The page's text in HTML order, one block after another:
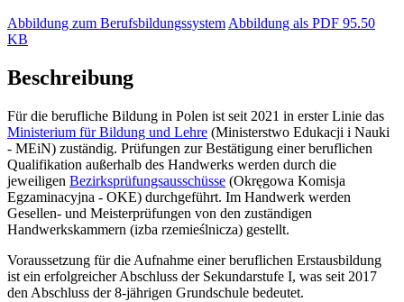
Abbildung zum Berufsbildungssystem Abbildung als PDF 95.50
KB
Beschreibung
Für die berufliche Bildung in Polen ist seit 2021 in erster Linie das
Ministerium für Bildung und Lehre (Ministerstwo Edukacji i Nauki
- MEiN) zuständig. Prüfungen zur Bestätigung einer beruflichen
Qualifikation außerhalb des Handwerks werden durch die
jeweiligen Bezirksprüfungsausschüsse (Okręgowa Komisja
Egzaminacyjna - OKE) durchgeführt. Im Handwerk werden
Gesellen- und Meisterprüfungen von den zuständigen
Handwerkskammern (izba rzemieślnicza) gestellt.
Voraussetzung für die Aufnahme einer beruflichen Erstausbildung
ist ein erfolgreicher Abschluss der Sekundarstufe I, was seit 2017
den Abschluss der 8-jährigen Grundschule bedeutet.